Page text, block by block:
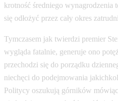
krotność średniego wynagrodzenia
się odłożyć przez cały okres
Tymczasem jak twierdzi premier
wygląda fatalnie, generuje ono
przechodzi się do porządku
niechęci do podejmowania
Politycy oszukują górników